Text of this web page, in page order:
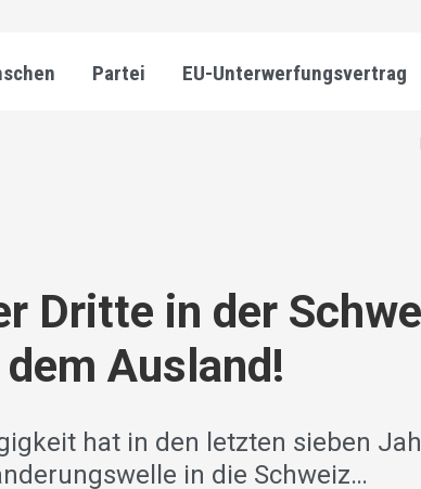
Partei EU-Unterwerfungsvertrag
Dritte in der
Ausland!
hat in den letzten sieben
in die Schweiz…